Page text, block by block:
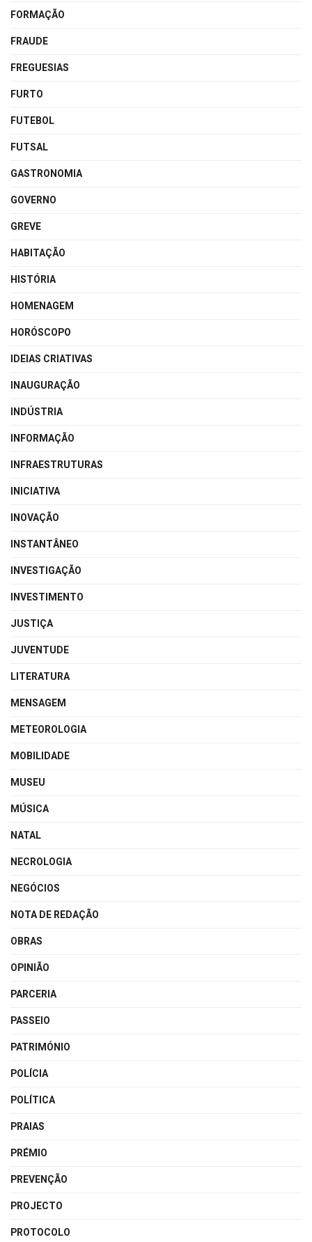
FORMAÇÃO
FRAUDE
FREGUESIAS
FURTO
FUTEBOL
FUTSAL
GASTRONOMIA
GOVERNO
GREVE
HABITAÇÃO
HISTÓRIA
HOMENAGEM
HORÓSCOPO
IDEIAS CRIATIVAS
INAUGURAÇÃO
INDÚSTRIA
INFORMAÇÃO
INFRAESTRUTURAS
INICIATIVA
INOVAÇÃO
INSTANTÂNEO
INVESTIGAÇÃO
INVESTIMENTO
JUSTIÇA
JUVENTUDE
LITERATURA
MENSAGEM
METEOROLOGIA
MOBILIDADE
MUSEU
MÚSICA
NATAL
NECROLOGIA
NEGÓCIOS
NOTA DE REDAÇÃO
OBRAS
OPINIÃO
PARCERIA
PASSEIO
PATRIMÓNIO
POLÍCIA
POLÍTICA
PRAIAS
PRÉMIO
PREVENÇÃO
PROJECTO
PROTOCOLO